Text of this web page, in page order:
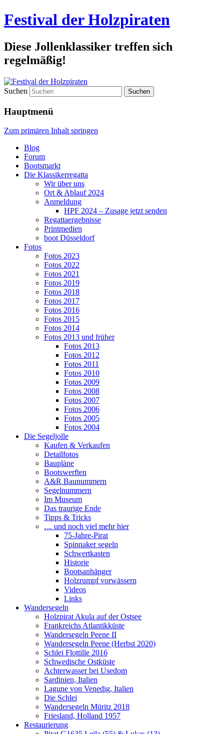
Festival der Holzpiraten
Diese Jollenklassiker treffen sich
regelmäßig!
Suchen
Hauptmenü
Zum primären Inhalt springen
Blog
Forum
Bootsmarkt
Die Klassikerregatta
Wir über uns
Ort & Ablauf 2024
Anmeldung
HPF 2024 – Zusage jetzt senden
Regattaergebnisse
Printmedien
boot Düsseldorf
Fotos
Fotos 2023
Fotos 2022
Fotos 2021
Fotos 2019
Fotos 2018
Fotos 2017
Fotos 2016
Fotos 2015
Fotos 2014
Fotos 2013 und früher
Fotos 2013
Fotos 2012
Fotos 2011
Fotos 2010
Fotos 2009
Fotos 2008
Fotos 2007
Fotos 2006
Fotos 2005
Fotos 2004
Die Segeljolle
Kaufen & Verkaufen
Detailfotos
Baupläne
Bootswerften
A&R Baunummern
Segelnummern
Im Museum
Das traurige Ende
Tipps & Tricks
… und noch viel mehr hier
75-Jahre-Pirat
Spinnaker segeln
Schwertkasten
Historie
Bootsanhänger
Holzrumpf vorwässern
Videos
Links
Wandersegeln
Holzpirat Akula auf der Ostsee
Frankreichs Atlantikküste
Wandersegeln Peene II
Wandersegeln Peene (Herbst 2020)
Schlei Flottille 2016
Schwedische Ostküste
Achterwasser bei Usedom
Sardinien, Italien
Lagune von Venedig, Italien
Die Schlei
Wandersegeln Müritz 2018
Friesland, Holland 1957
Restaurierung